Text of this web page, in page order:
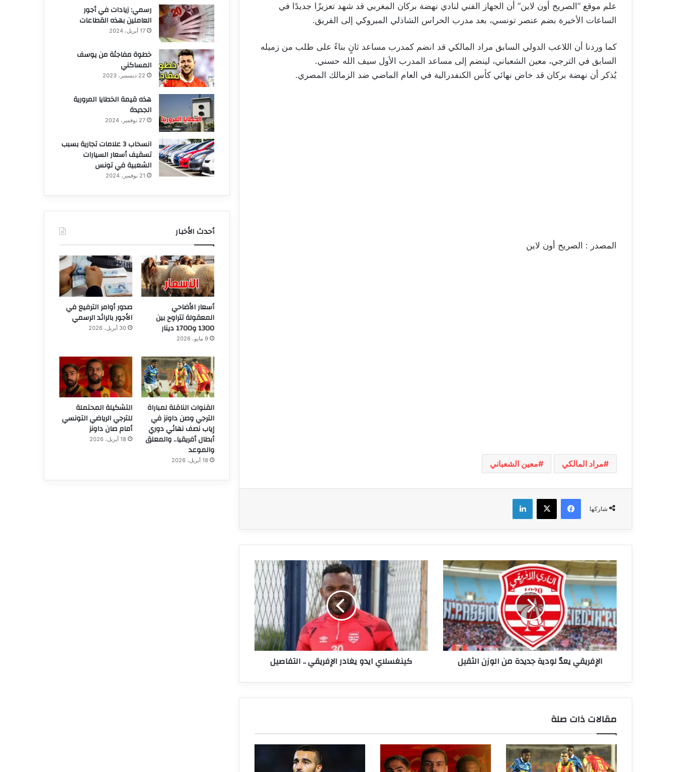
علم موقع “الصريح أون لاين” أن الجهاز الفني لنادي نهضة بركان المغربي قد شهد تعزيزًا جديدًا في
الساعات الأخيرة بضم عنصر تونسي، بعد مدرب الحراس الشاذلي المبروكي إلى الفريق.
كما وردنا أن اللاعب الدولي السابق مراد المالكي قد انضم كمدرب مساعد ثانٍ بناءً على طلب من زميله
السابق في الترجي، معين الشعباني، لينضم إلى مساعد المدرب الأول سيف الله حسني.
يُذكر أن نهضة بركان قد خاض نهائي كأس الكنفدرالية في العام الماضي ضد الزمالك المصري.
المصدر : الصريح أون لاين
مراد المالكي معين الشعباني
شاركها
فيسبوك ‫X لينكدإن
الإفريقي
يعدّ
لودية
من
الوزن
الثقيل
الإفريقي يعدّ لودية جديدة من الوزن الثقيل
كينغسلاي
ايدو
يغادر
الإفريقي
التفاصيل
كينغسلاي ايدو يغادر الإفريقي .. التفاصيل
مقالات ذات صلة
رسمي: زيادات في أجور
العاملين بهذه القطاعات
17 أبريل، 2024
خطوة مفاجئة من يوسف
المساكني
22 ديسمبر، 2023
هذه قيمة الخطايا المرورية
الجديدة
27 نوفمبر، 2024
انسحاب 3 علامات تجارية بسبب
تسقيف أسعار السيارات
الشعبية في تونس
21 نوفمبر، 2024
أحدث الأخبار
أسعار الأضاحي
المعقولة تتراوح بين
1300 و1700 دينار
9 مايو، 2026
صدور أوامر الترفيع في
الأجور بالرائد الرسمي
30 أبريل، 2026
القنوات الناقلة لمباراة
الترجي وصن داونز في
إياب نصف نهائي دوري
أبطال أفريقيا.. والمعلق
والموعد
18 أبريل، 2026
التشكيلة المحتملة
للترجي الرياضي التونسي
أمام صان داونز
18 أبريل، 2026